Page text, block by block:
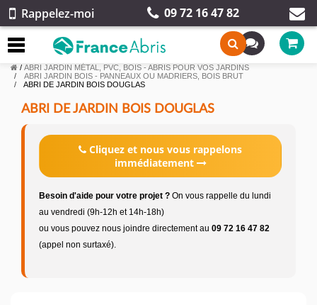
Rappelez-moi 09 72 16 47 82
/ ABRI JARDIN MÉTAL, PVC, BOIS - ABRIS POUR VOS JARDINS
ABRI JARDIN BOIS - PANNEAUX OU MADRIERS, BOIS BRUT
ABRI DE JARDIN BOIS DOUGLAS
ABRI DE JARDIN BOIS DOUGLAS
Cliquez et nous vous rappelons
immédiatement
Besoin d'aide pour votre projet ? On vous rappelle du lundi
au vendredi (9h-12h et 14h-18h)
ou vous pouvez nous joindre directement au 09 72 16 47 82
(appel non surtaxé).